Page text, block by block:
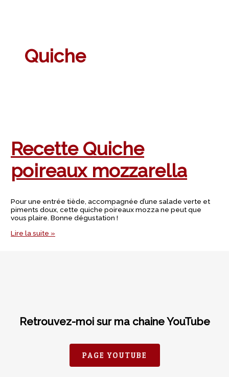
Quiche
Recette Quiche
poireaux mozzarella
Pour une entrée tiède, accompagnée d’une salade verte et
piments doux, cette quiche poireaux mozza ne peut que
vous plaire. Bonne dégustation !
Lire la suite »
Retrouvez-moi sur ma chaine YouTube
PAGE YOUTUBE